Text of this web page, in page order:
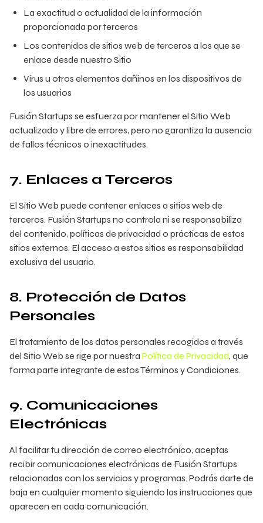
La exactitud o actualidad de la información
proporcionada por terceros
Los contenidos de sitios web de terceros a los que se
enlace desde nuestro Sitio
Virus u otros elementos dañinos en los dispositivos de
los usuarios
Fusión Startups se esfuerza por mantener el Sitio Web
actualizado y libre de errores, pero no garantiza la ausencia
de fallos técnicos o inexactitudes.
7. Enlaces a Terceros
El Sitio Web puede contener enlaces a sitios web de
terceros. Fusión Startups no controla ni se responsabiliza
del contenido, políticas de privacidad o prácticas de estos
sitios externos. El acceso a estos sitios es responsabilidad
exclusiva del usuario.
8. Protección de Datos
Personales
El tratamiento de los datos personales recogidos a través
del Sitio Web se rige por nuestra Política de Privacidad, que
forma parte integrante de estos Términos y Condiciones.
9. Comunicaciones
Electrónicas
Al facilitar tu dirección de correo electrónico, aceptas
recibir comunicaciones electrónicas de Fusión Startups
relacionadas con los servicios y programas. Podrás darte de
baja en cualquier momento siguiendo las instrucciones que
aparecen en cada comunicación.